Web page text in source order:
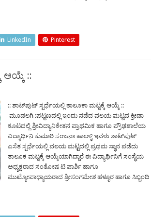
LinkedIn Pinterest
ಆಯ್ಕೆ ::
:: ಶಾಟ್‍ಪುಟ್ ಸ್ಪರ್ಧೆಯಲ್ಲಿ ತಾಲೂಕಾ ಮಟ್ಟಕ್ಕೆ ಆಯ್ಕೆ ::
ಮೂಡಲಗಿ :ಪಟ್ಟಣದಲ್ಲಿ ಇಂದು ನಡೆದ ವಲಯ ಮಟ್ಟದ ಕ್ರೀಡಾ
ಕೂಟದಲ್ಲಿ ಶ್ರೀವಿದ್ಯಾನಿಕೇತನ ಪ್ರಾಥಮಿಕ ಹಾಗೂ ಪ್ರೌಢಶಾಲೆಯ
ವಿದ್ಯಾರ್ಥಿನಿ ಕುಮಾರಿ ಸಂಜನಾ ಹಾಲಳ್ಳಿ ಇವಳು ಶಾಟ್‍ಪುಟ್
ಎಸೆತ ಸ್ಪರ್ಧೆಯಲ್ಲಿ ವಲಯ ಮಟ್ಟದಲ್ಲಿ ಪ್ರಥಮ ಸ್ಥಾನ ಪಡೆದು
ತಾಲೂಕ ಮಟ್ಟಕ್ಕೆ ಆಯ್ಕೆಯಾಗಿದ್ದಾರೆ ಈ ವಿದ್ಯಾರ್ಥಿನಿಗೆ ಸಂಸ್ಥೆಯ
ಅಧ್ಯಕ್ಷರಾದ ಸಂತೋಷ ಟಿ ಪಾರ್ಶಿ ಹಾಗೂ
ಮುಖ್ಯೋಪಾಧ್ಯಾಯರಾದ ಶ್ರೀಸಂಗಮೇಶ ಹಳ್ಳೂರ ಹಾಗೂ ಸಿಬ್ಬಂದಿ